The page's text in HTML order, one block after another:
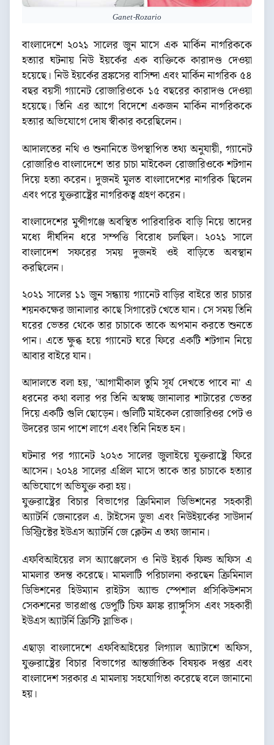
Ganet-Rozario
বাংলাদেশে ২০২১ সালের জুন মাসে এক মার্কিন নাগরিককে
হত্যার ঘটনায় নিউ ইয়র্কের এক ব্যক্তিকে কারাদণ্ড দেওয়া
হয়েছে। নিউ ইয়র্কের ব্রঙ্কসের বাসিন্দা এবং মার্কিন নাগরিক ৫৪
বছর বয়সী গ্যানেট রোজারিওকে ১৫ বছরের কারাদণ্ড দেওয়া
হয়েছে। তিনি এর আগে বিদেশে একজন মার্কিন নাগরিককে
হত্যার অভিযোগে দোষ স্বীকার করেছিলেন।
আদালতের নথি ও শুনানিতে উপস্থাপিত তথ্য অনুযায়ী, গ্যানেট
রোজারিও বাংলাদেশে তার চাচা মাইকেল রোজারিওকে শটগান
দিয়ে হত্যা করেন। দুজনই মূলত বাংলাদেশের নাগরিক ছিলেন
এবং পরে যুক্তরাষ্ট্রের নাগরিকত্ব গ্রহণ করেন।
বাংলাদেশের মুন্সীগঞ্জে অবস্থিত পারিবারিক বাড়ি নিয়ে তাদের
মধ্যে দীর্ঘদিন ধরে সম্পত্তি বিরোধ চলছিল। ২০২১ সালে
বাংলাদেশ সফরের সময় দুজনই ওই বাড়িতে অবস্থান
করছিলেন।
২০২১ সালের ১১ জুন সন্ধ্যায় গ্যানেট বাড়ির বাইরে তার চাচার
শয়নকক্ষের জানালার কাছে সিগারেট খেতে যান। সে সময় তিনি
ঘরের ভেতর থেকে তার চাচাকে তাকে অপমান করতে শুনতে
পান। এতে ক্ষুব্ধ হয়ে গ্যানেট ঘরে ফিরে একটি শটগান নিয়ে
আবার বাইরে যান।
আদালতে বলা হয়, 'আগামীকাল তুমি সূর্য দেখতে পাবে না' এ
ধরনের কথা বলার পর তিনি অস্বচ্ছ জানালার শাটারের ভেতর
দিয়ে একটি গুলি ছোড়েন। গুলিটি মাইকেল রোজারিওর পেট ও
উদরের ডান পাশে লাগে এবং তিনি নিহত হন।
ঘটনার পর গ্যানেট ২০২৩ সালের জুলাইয়ে যুক্তরাষ্ট্রে ফিরে
আসেন। ২০২৪ সালের এপ্রিল মাসে তাকে তার চাচাকে হত্যার
অভিযোগে অভিযুক্ত করা হয়।
যুক্তরাষ্ট্রের বিচার বিভাগের ক্রিমিনাল ডিভিশনের সহকারী
অ্যাটর্নি জেনারেল এ. টাইসেন ডুভা এবং নিউইয়র্কের সাউদার্ন
ডিস্ট্রিক্টের ইউএস অ্যাটর্নি জে ক্লেটন এ তথ্য জানান।
এফবিআইয়ের লস অ্যাঞ্জেলেস ও নিউ ইয়র্ক ফিল্ড অফিস এ
মামলার তদন্ত করেছে। মামলাটি পরিচালনা করছেন ক্রিমিনাল
ডিভিশনের হিউম্যান রাইটস অ্যান্ড স্পেশাল প্রসিকিউশনস
সেকশনের ভারপ্রাপ্ত ডেপুটি চিফ ফ্রাঙ্ক র‍্যাঙ্গুসিস এবং সহকারী
ইউএস অ্যাটর্নি ক্রিস্টি স্লাভিক।
এছাড়া বাংলাদেশে এফবিআইয়ের লিগ্যাল অ্যাটাশে অফিস,
যুক্তরাষ্ট্রের বিচার বিভাগের আন্তর্জাতিক বিষয়ক দপ্তর এবং
বাংলাদেশ সরকার এ মামলায় সহযোগিতা করেছে বলে জানানো
হয়।